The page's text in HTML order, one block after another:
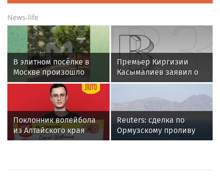
News-life
В элитном посёлке в
Москве произошло
самовозгорание
электрокара Zeekr 001
Премьер Киргизии
Касымалиев заявил о
планах расширения
партнерства с Россией
Поклонник волейбола
из Алтайского края
выиграл более 2 млн
Reuters: сделка по
Ормузскому проливу
предоставит Ирану